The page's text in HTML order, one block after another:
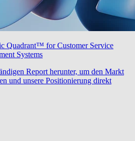
Quadrant™ for Customer Service
Systems
Report herunter, um den Markt
und unsere Positionierung direkt